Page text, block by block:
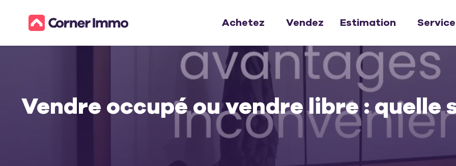
Achetez Vendez Estimation
Vendre occupé ou vendre libre :